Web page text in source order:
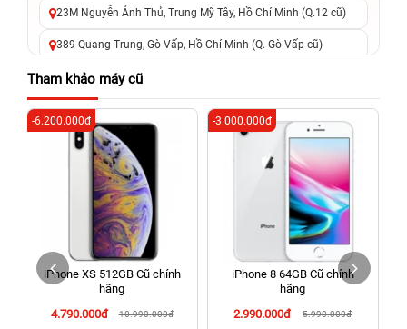
23M Nguyễn Ảnh Thủ, Trung Mỹ Tây, Hồ Chí Minh (Q.12 cũ)
389 Quang Trung, Gò Vấp, Hồ Chí Minh (Q. Gò Vấp cũ)
625 - 625A Âu Cơ, Tân Phú, Hồ Chí Minh (Quận Tân Phú cũ)
326 Lê Văn Việt, Tăng Nhơn Phú, Hồ Chí Minh (Q.9 TP. Thủ
Đức cũ)
256 Võ Văn Ngân, Thủ Đức, Hồ Chí Minh (Bình Thọ, TP. Thủ
Đức Cũ)
70 Nguyễn An Ninh, Dĩ An, Hồ Chí Minh (Bình Dương Cũ)
24h Vũng Tàu: 162A Ba Cu, Vũng Tàu, Hồ Chí Minh (TP. Vũng
Tàu cũ)
198 Hoàng Văn Thụ, Tân Sơn Nhất, Hồ Chí Minh (Tân Bình
Tham khảo máy cũ
iPhone XS 512GB Cũ chính
hãng
4.790.000đ
10.990.000đ
-6.200.000đ
iPhone 8 64GB Cũ chính
hãng
2.990.000đ
5.990.000đ
-3.000.000đ